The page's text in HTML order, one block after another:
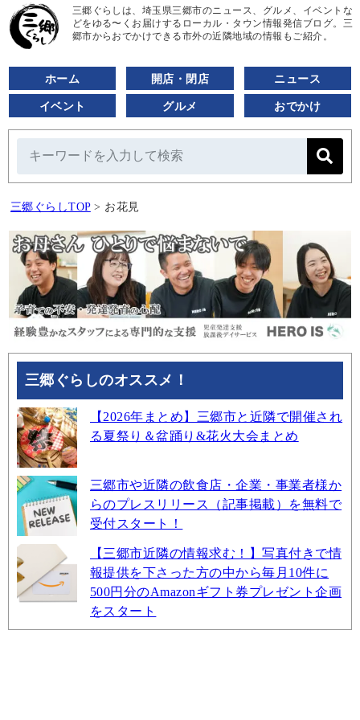
三郷ぐらしは、埼玉県三郷市のニュース、グルメ、イベントな
どをゆる〜くお届けするローカル・タウン情報発信ブログ。三
郷市からおでかけできる市外の近隣地域の情報もご紹介。
ホーム 開店・閉店 ニュース
イベント グルメ おでかけ
三郷ぐらしTOP > お花見
三郷ぐらしのオススメ！
【2026年まとめ】三郷市と近隣で開催され
る夏祭り＆盆踊り&花火大会まとめ
三郷市や近隣の飲食店・企業・事業者様か
らのプレスリリース（記事掲載）を無料で
受付スタート！
【三郷市近隣の情報求む！】写真付きで情
報提供を下さった方の中から毎月10件に
500円分のAmazonギフト券プレゼント企画
をスタート